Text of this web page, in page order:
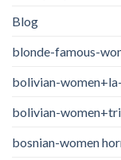
Blog
blonde-famous-
bolivian-
bolivian-
bosnian-women